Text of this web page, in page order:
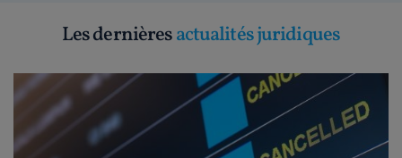
Les dernièresactualités juridiques